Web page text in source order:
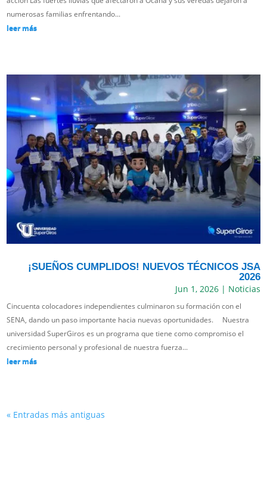
numerosas familias enfrentando...
leer más
¡SUEÑOS CUMPLIDOS! NUEVOS TÉCNICOS JSA
2026
Jun 1, 2026| Noticias
Cincuenta colocadores independientes culminaron su formación con el
SENA, dando un paso importante hacia nuevas oportunidades. Nuestra
universidad SuperGiros es un programa que tiene como compromiso el
crecimiento personal y profesional de nuestra fuerza...
leer más
« Entradas más antiguas